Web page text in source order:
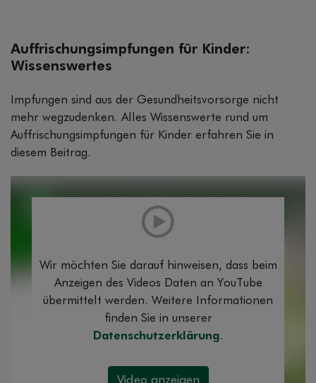
Auffrischungsimpfungen für Kinder:
Wissenswertes
Impfungen sind aus der Gesundheitsvorsorge nicht
mehr wegzudenken. Alles Wissenswerte rund um
Auffrischungsimpfungen für Kinder erfahren Sie in
diesem Beitrag.
Wir möchten Sie darauf hinweisen, dass beim
Anzeigen des Videos Daten an YouTube
übermittelt werden. Weitere Informationen
finden Sie in unserer
Datenschutzerklärung.